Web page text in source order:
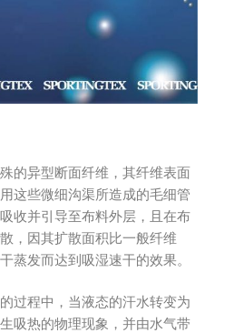
的异型断面纤维，其纤维表面
这些微细沟渠所造成的毛细管
收并引导至布料外层，且在布
，因其扩散面积比一般纤维
蒸发而达到吸湿速干的效果。
过程中，当液态的汗水转变为
吸热的物理现象，并由水气带